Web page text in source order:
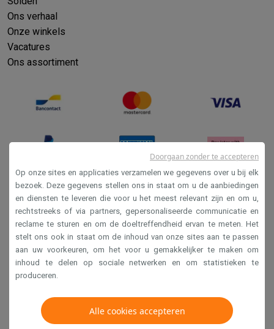
Ons verhaal
Onze winkels
Vacatures
Ons assortiment
Verkoopsvoorwaarden
Privacy
Disclaimer
Cookies
Krëfel NV - Steenstraat 44 - Industriezone 4 "T Sas",
1851 Humbeek, België
Op onze sites en applicaties verzamelen we gegevens over u bij elk
bezoek. Deze gegevens stellen ons in staat om u de aanbiedingen
en diensten te leveren die voor u het meest relevant zijn en om u,
rechtstreeks of via partners, gepersonaliseerde communicatie en
reclame te sturen en om de doeltreffendheid ervan te meten. Het
stelt ons ook in staat om de inhoud van onze sites aan te passen
aan uw voorkeuren, om het voor u gemakkelijker te maken om
inhoud te delen op sociale netwerken en om statistieken te
produceren.
Alle cookies accepteren
Doorgaan zonder te accepteren